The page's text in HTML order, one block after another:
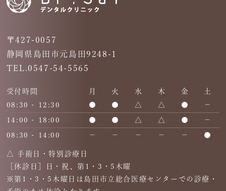
〒427-0057
静岡県島田市元島田9248-1
TEL.0547-54-5565
受付時間 月 火 水 木 金
土
08:30 - 12:30
● ● △ △ ● －
14:00 - 18:00 ● ● △ △ ● －
08:30 - 14:00 － － － － － ●
△ 手術日・特別診療日
［休診日］日・祝、第1・3・5木曜
※第1・3・5木曜日は島田市立総合医療センターでの診療・